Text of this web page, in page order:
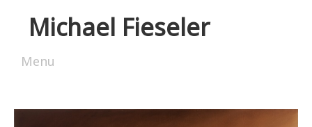
Michael Fieseler
Menu